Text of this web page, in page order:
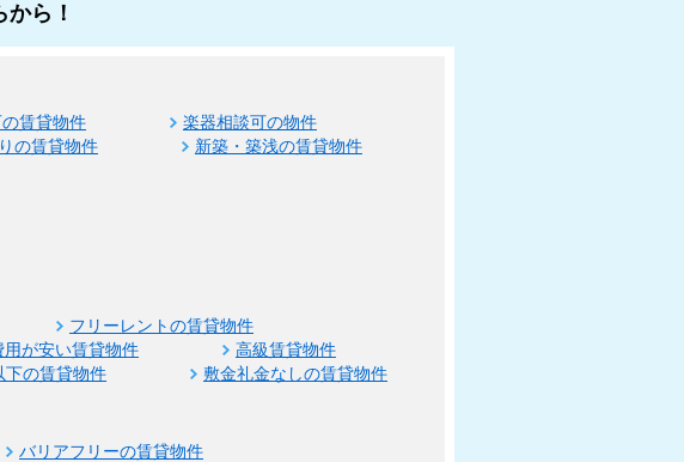
ら！
賃貸物件
楽器相談可の物件
の賃貸物件
新築・築浅の賃貸物件
フリーレントの賃貸物件
用が安い賃貸物件
高級賃貸物件
下の賃貸物件 敷金礼金なしの賃貸物件
バリアフリーの賃貸物件